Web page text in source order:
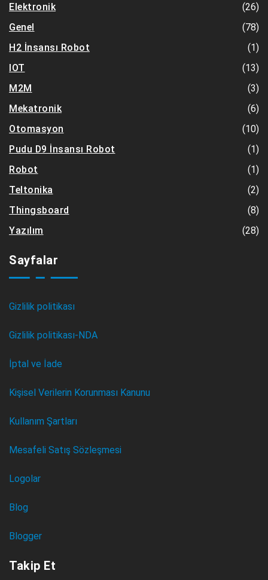
Elektronik
(26)
Genel
(78)
H2 İnsansı Robot
(1)
IOT
(13)
M2M
(3)
Mekatronik
(6)
Otomasyon
(10)
Pudu D9 İnsansı Robot
(1)
Robot
(1)
Teltonika
(2)
Thingsboard
(8)
Yazılım
(28)
Sayfalar
Gizlilik politikası
Gizlilik politikası-NDA
İptal ve İade
Kişisel Verilerin Korunması Kanunu
Kullanım Şartları
Mesafeli Satış Sözleşmesi
Logolar
Blog
Blogger
Takip Et